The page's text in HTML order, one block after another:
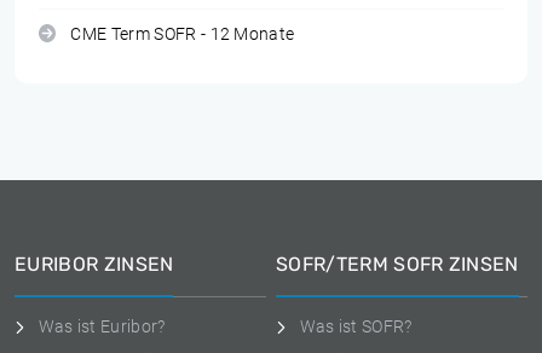
CME Term SOFR - 12 Monate
EURIBOR ZINSEN
Was ist Euribor?
SOFR/TERM SOFR ZINSEN
Was ist SOFR?